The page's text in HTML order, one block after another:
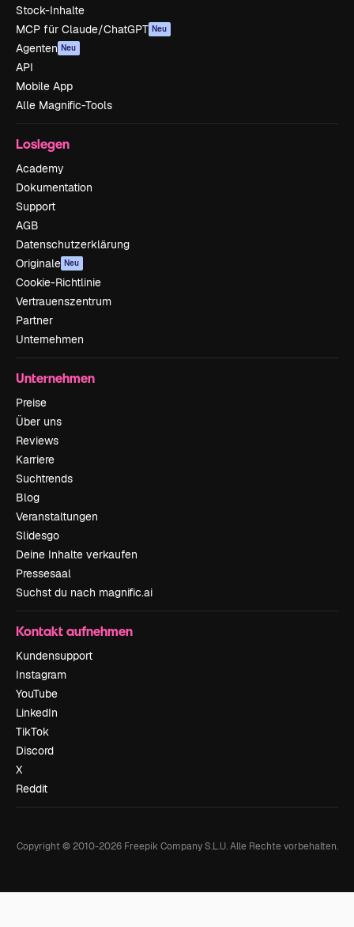
Stock-Inhalte
MCP für Claude/ChatGPT Neu
Agenten Neu
API
Mobile App
Alle Magnific-Tools
Loslegen
Academy
Dokumentation
Support
AGB
Datenschutzerklärung
Originale Neu
Cookie-Richtlinie
Vertrauenszentrum
Partner
Unternehmen
Unternehmen
Preise
Über uns
Reviews
Karriere
Suchtrends
Blog
Veranstaltungen
Slidesgo
Deine Inhalte verkaufen
Pressesaal
Suchst du nach magnific.ai
Kontakt aufnehmen
Kundensupport
Instagram
YouTube
LinkedIn
TikTok
Discord
X
Reddit
Copyright © 2010-2026Freepik Company S.L.U. Alle Rechte vorbehalten.